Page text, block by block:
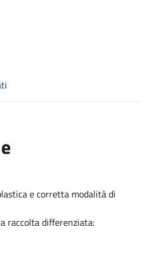
e corretta modalità di
raccolta differenziata: